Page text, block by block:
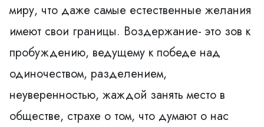
миру, что даже самые естественные желания
имеют свои границы. Воздержание- это зов к
пробуждению, ведущему к победе над
одиночеством, разделением,
неуверенностью, жаждой занять место в
обществе, страхе о том, что думают о нас